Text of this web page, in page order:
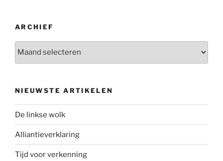
ARCHIEF
NIEUWSTE ARTIKELEN
De linkse wolk
Alliantieverklaring
Tijd voor verkenning